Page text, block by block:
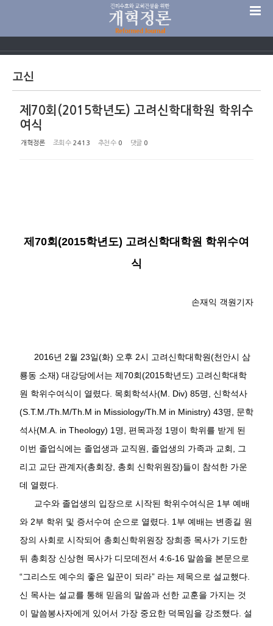
고신
제70회(2015학년도) 고려신학대학원 학위수
여식
개혁정론 조회 수 2413 추천 수 0 댓글 0
제 70회 (2015학년도) 고려신학대학원 학위수여
식
손재익 객원기자
2016년 2월 23일(화) 오후 2시 고려신학대학원(천안시 삼
룡동 소재) 대강당에서는 제70회(2015학년도) 고려신학대학
원 학위수여식이 열렸다 목회학석사(M. Div) 85명
신학석사
(S.T.M./Th.M/Th.M in Missiology/Th.M in Ministry) 43명
문학
석사(M.A. in Theology) 1 명 편목과정 1 명이 학위를 받게 된
이번 졸업식에는 졸업생과 교직원
졸업생의 가족과 교회
그
리고 교단 관계자(총회장 총회 신학위원장)들이 참석한 가운
데 열렸다
교수와 졸업생의 입장으로 시작된 학위수여식은 1 부 예배
와 2부 학위 및 증서수여 순으로 열렸다 . 1 부 예배는 변종길 원
장의 사회로 시작되어 총회신학위원장 장희종 목사가 기도한
뒤 총회장 신상현 목사가 디모데전서 4:6-16 말씀을 본문으로
“그리스도 예수의 좋은 일꾼이 되라” 라는 제목으로 설교했다
신 목사는 설교를 통해 믿음의 말씀과 선한 교훈을 가지는 것
이 말씀봉사자에게 있어서 가장 중요한 덕목임을 강조했다 설
Sketchbook5, 스케치북5
Sketchbook5, 스케치북5